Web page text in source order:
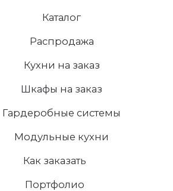
Каталог
Распродажа
Кухни на заказ
Шкафы на заказ
Гардеробные системы
Модульные кухни
Как заказать
Портфолио